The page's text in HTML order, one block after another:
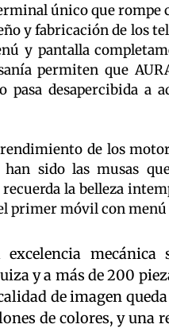
único que rompe
y fabricación de los
y pantalla
permiten que
pasa desapercibida a
de los
sido las musas
la belleza
primer móvil con
y a más de 200
de imagen
de colores, y una